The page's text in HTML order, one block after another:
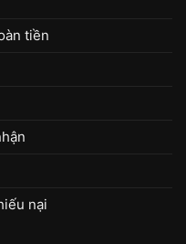
tiền
nại